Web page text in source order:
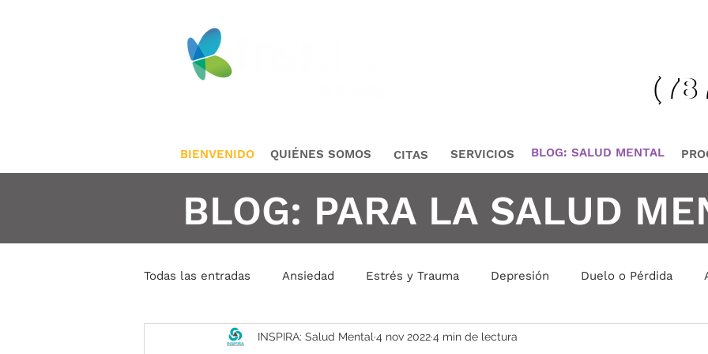
BIENVENIDO QUIÉNES SOMOS CITAS SERVICIOS BLOG: SALUD MENTAL
BLOG: PARA LA SALUD
Todas las entradas Ansiedad Estrés y Trauma Depresión Duelo o Pérdida
Conductas Repetidas Crisis Emocional Manejo de Conflictos
INSPIRA: Salud Mental 4 nov 20224 min de lectura